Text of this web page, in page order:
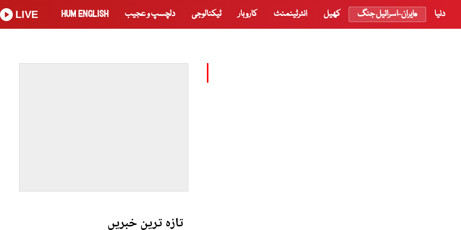
دنیا ایران-اسرائیل جنگ کھیل انٹرٹینمنٹ کاروبار ٹیکنالوجی دلچسپ و عجیب HUM ENGLISH
LIVE
تازہ ترین خبریں